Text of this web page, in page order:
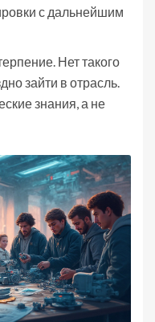
с дальнейшим
Нет такого
зайти в отрасль.
знания, а не